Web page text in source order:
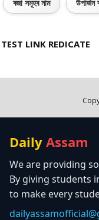
ৰজা সমূহৰ নাম উপাৰ্জন
TEST LINK REDICATE
Daily Assam
We are providing
By giving students
to make every